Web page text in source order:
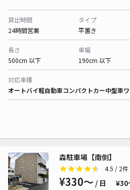
貸出時間
24時間営業
タイプ
平置き
長さ
500cm 以下
車幅
190cm 以下
対応車種
オートバイ軽自動車コンパクトカー中型車
森駐車場【南側】
4.5 / 2件
¥330〜 / 日 ¥30